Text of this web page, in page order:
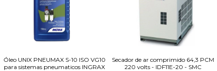
Óleo UNIX PNEUMAX S-10 ISO VG10
para sistemas pneumaticos INGRAX
Secador de ar comprimido 64,3 PCM
220 volts - IDF11E-20 - SMC